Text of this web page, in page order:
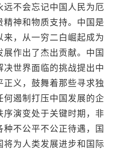
不会忘记中国人民为厄
神和物质支持。中国是
，从一穷二白崛起成为
作出了杰出贡献。中国
世界面临的挑战提出中
正义，鼓舞着那些寻求独
何遏制打压中国发展的企
序演变处于关键时期，非
不公平不公正待遇，国
将为人类发展进步和国际